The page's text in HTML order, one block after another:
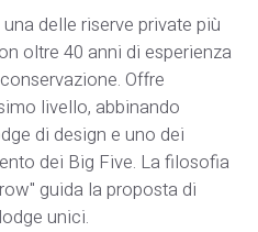
delle riserve private più
oltre 40 anni di esperienza
Offre
livello, abbinando
di design e uno dei
dei Big Five. La filosofia
guida la proposta di
unici.